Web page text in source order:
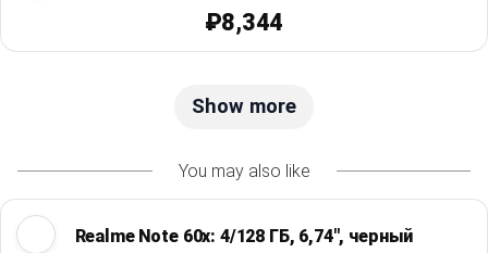
₽8,344
Show more
You may also like
Realme Note 60x: 4/128 ГБ, 6,74", черный